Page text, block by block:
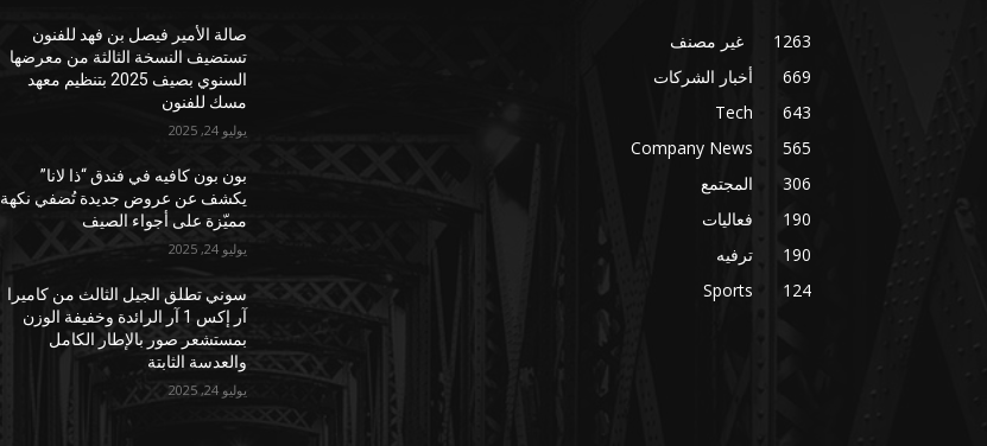
صالة الأمير فيصل بن فهد للفنون
تستضيف النسخة الثالثة من معرضها
السنوي بصيف 2025 بتنظيم معهد
مسك للفنون
يوليو 24, 2025
بون بون كافيه في فندق “ذا لانا”
يكشف عن عروض جديدة تُضفي نكهة
مميّزة على أجواء الصيف
يوليو 24, 2025
سوني تطلق الجيل الثالث من كاميرا
آر إكس 1 آر الرائدة وخفيفة الوزن
بمستشعر صور بالإطار الكامل
والعدسة الثابتة
يوليو 24, 2025
غير مصنف
1263
أخبار الشركات
669
Tech
643
Company News
565
المجتمع
306
فعاليات
190
ترفيه
190
Sports
124